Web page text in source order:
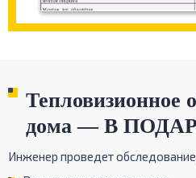
Тепловизионное
дома — В
Инженер проведет